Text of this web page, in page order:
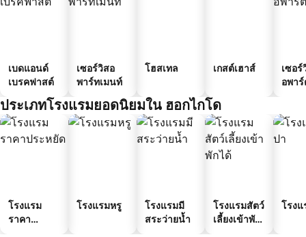
เบดแอนด์
เบรคฟาสต์
เซอร์วิสอ
พาร์ทเมนท์
โฮสเทล เกสต์เฮาส์
เซอร์
อพา
ประเภทโรงแรมยอดนิยมใน ฮอกไกโด
โรงแรม
ราคา
โรงแรมหรู
โรงแรมมี
สระว่ายน้ำ
โรงแรมสัตว์
เลี้ยงเข้าพัก
โรง